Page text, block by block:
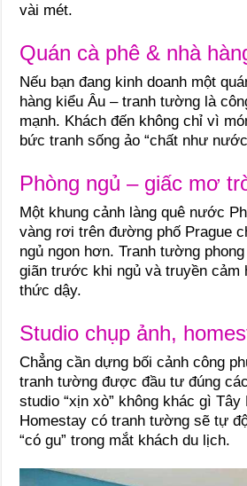
vài mét.
Quán cà phê & nhà
Nếu bạn đang kinh doanh một
hàng kiểu Âu – tranh tường là
mạnh. Khách đến không chỉ vì
bức tranh sống ảo “chất như
Phòng ngủ – giấc mơ
Một khung cảnh làng quê nước
vàng rơi trên đường phố Prague
ngủ ngon hơn. Tranh tường
giãn trước khi ngủ và truyền cảm
thức dậy.
Studio chụp ảnh,
Chẳng cần dựng bối cảnh công
tranh tường được đầu tư đúng
studio “xịn xò” không khác gì
Homestay có tranh tường sẽ tự
“có gu” trong mắt khách du lịch.